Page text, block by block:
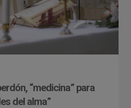
“medicina” para
del alma”